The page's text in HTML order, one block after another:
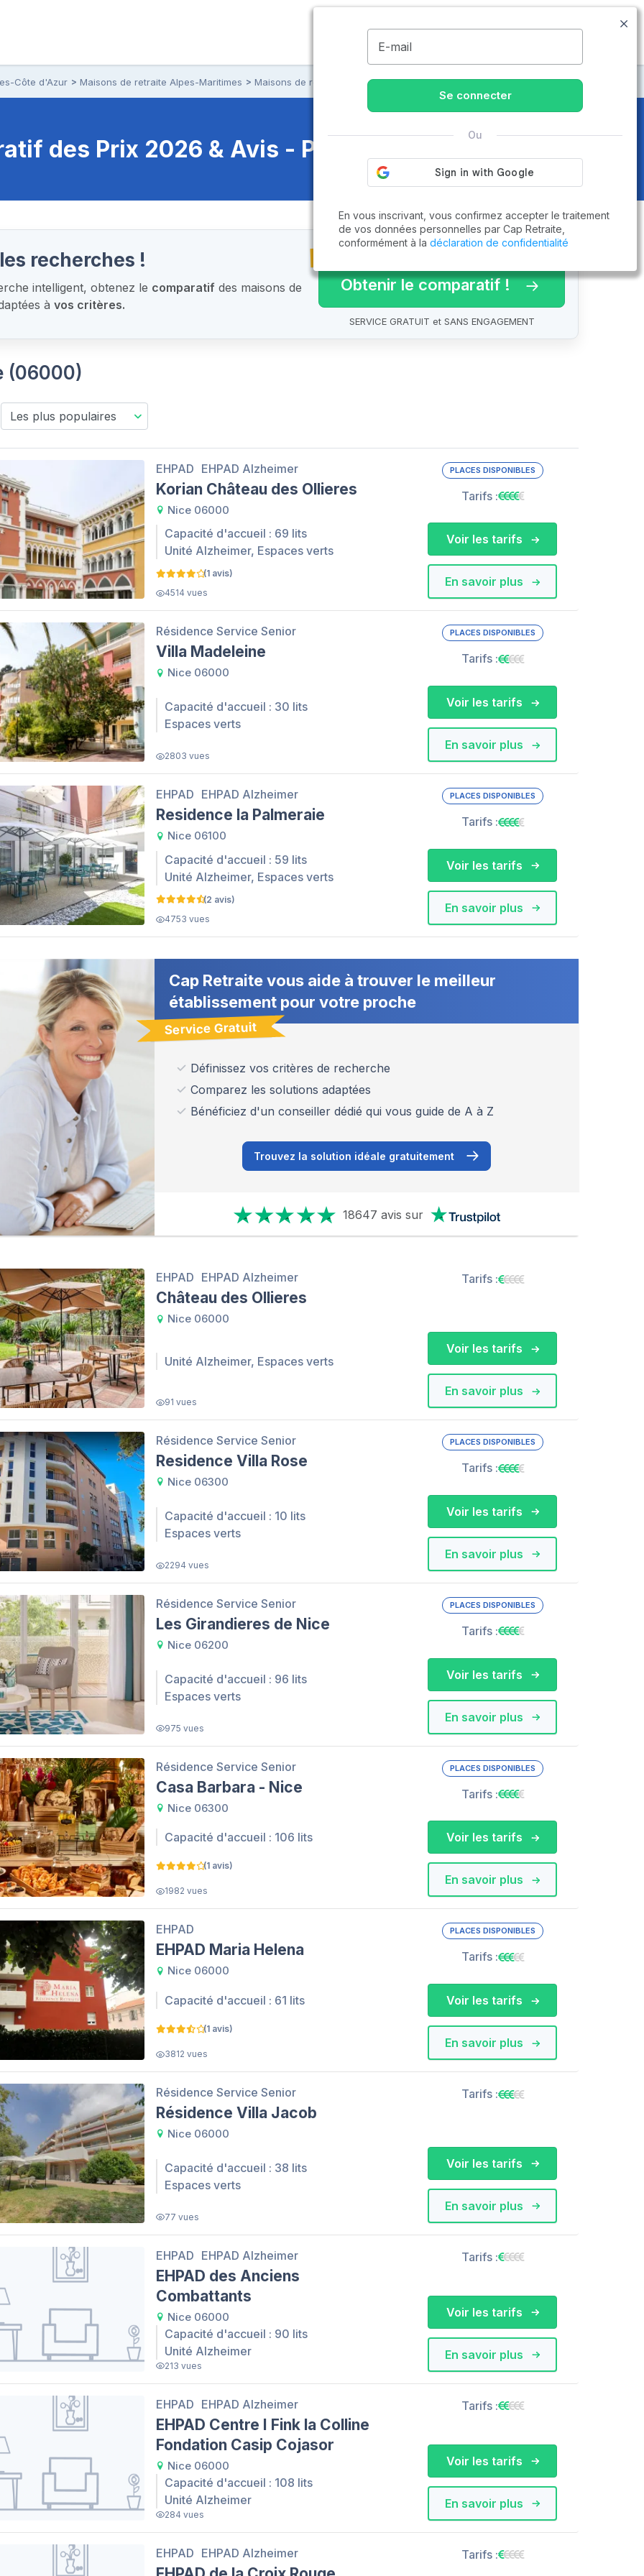
04.83.58.00.07
Côte d'Azur Maisons de retraite Alpes-Maritimes Maisons de retraite à Nice
des Prix 2026 & Avis - Page 2 sur 2
recherches !
intelligent, obtenez le comparatif des maisons de
àvos critères.
Obtenir le comparatif !
SERVICE GRATUIT et SANS ENGAGEMENT
(06000)
EHPAD EHPAD Alzheimer
Korian Château des Ollieres
Nice 06000
Capacité d'accueil : 69 lits
Unité Alzheimer, Espaces verts
(1 avis)
4514 vues
PLACES DISPONIBLES
Tarifs :
En savoir plus
Voir les tarifs
Résidence Service Senior
Villa Madeleine
Nice 06000
Capacité d'accueil : 30 lits
Espaces verts
2803 vues
PLACES DISPONIBLES
Tarifs :
En savoir plus
Voir les tarifs
EHPAD EHPAD Alzheimer
Residence la Palmeraie
Nice 06100
Capacité d'accueil : 59 lits
Unité Alzheimer, Espaces verts
(2 avis)
4753 vues
PLACES DISPONIBLES
Tarifs :
En savoir plus
Voir les tarifs
Cap Retraite vous aide à trouver le meilleur
établissement pour votre proche
Service Gratuit
Définissez vos critères de recherche
Comparez les solutions adaptées
Bénéficiez d'un conseiller dédié qui vous guide de A à Z
Trouvez la solution idéale gratuitement
18647 avis sur
EHPAD EHPAD Alzheimer
Château des Ollieres
Nice 06000
Unité Alzheimer, Espaces verts
91 vues
Tarifs :
En savoir plus
Voir les tarifs
Résidence Service Senior
Residence Villa Rose
Nice 06300
Capacité d'accueil : 10 lits
Espaces verts
2294 vues
PLACES DISPONIBLES
Tarifs :
En savoir plus
Voir les tarifs
Résidence Service Senior
Les Girandieres de Nice
Nice 06200
Capacité d'accueil : 96 lits
Espaces verts
975 vues
PLACES DISPONIBLES
Tarifs :
En savoir plus
Voir les tarifs
Résidence Service Senior
Casa Barbara - Nice
Nice 06300
Capacité d'accueil : 106 lits
(1 avis)
1982 vues
PLACES DISPONIBLES
Tarifs :
En savoir plus
Voir les tarifs
EHPAD
EHPAD Maria Helena
Nice 06000
Capacité d'accueil : 61 lits
(1 avis)
3812 vues
PLACES DISPONIBLES
Tarifs :
En savoir plus
Voir les tarifs
Résidence Service Senior
Résidence Villa Jacob
Nice 06000
Capacité d'accueil : 38 lits
Espaces verts
77 vues
Tarifs :
En savoir plus
Voir les tarifs
EHPAD EHPAD Alzheimer
EHPAD des Anciens
Combattants
Nice 06000
Capacité d'accueil : 90 lits
Unité Alzheimer
213 vues
Tarifs :
En savoir plus
Voir les tarifs
EHPAD EHPAD Alzheimer
EHPAD Centre I Fink la Colline
Fondation Casip Cojasor
Nice 06000
Capacité d'accueil : 108 lits
Unité Alzheimer
284 vues
Tarifs :
En savoir plus
Voir les tarifs
EHPAD EHPAD Alzheimer Tarifs :
E-mail
Se connecter
Ou
En vous inscrivant, vous confirmez accepter le traitement
de vos données personnelles par Cap Retraite,
conformément à la déclaration de confidentialité